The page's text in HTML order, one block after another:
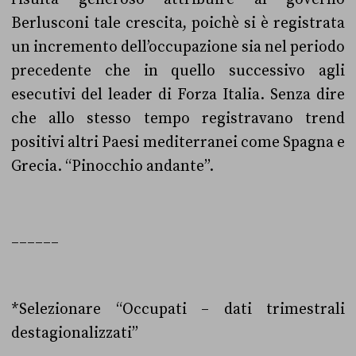
Berlusconi tale crescita, poichè si è registrata
un incremento dell’occupazione sia nel periodo
precedente che in quello successivo agli
esecutivi del leader di Forza Italia. Senza dire
che allo stesso tempo registravano trend
positivi altri Paesi mediterranei come Spagna e
Grecia. “Pinocchio andante”.
*Selezionare “Occupati – dati trimestrali
destagionalizzati”